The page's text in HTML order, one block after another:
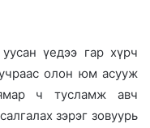
үедээ гар хүрч
олон юм асууж
ч тусламж авч
зэрэг зовуурь